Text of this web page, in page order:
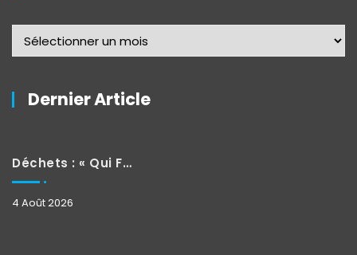
Dernier Article
Déchets : « Qui Fait Quoi »
4 Août 2026